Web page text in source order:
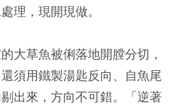
理，現開現做。
大草魚被俐落地開膛分切，
須用鐵製湯匙反向、自魚尾
出來，方向不可錯。「逆著